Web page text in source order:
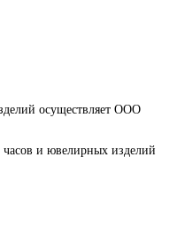
осуществляет ООО
и ювелирных изделий